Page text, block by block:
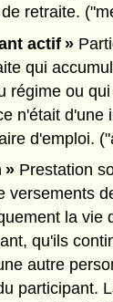
retraite.
actif »
qui
régime ou
n'était d'une
d'emploi.
»Prestation
versements
la vie
qu'ils
autre
participant.